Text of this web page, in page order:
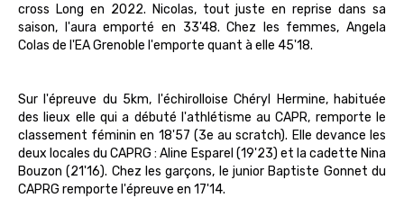
cross Long en 2022. Nicolas, tout juste en reprise dans sa
saison, l'aura emporté en 33'48. Chez les femmes, Angela
Colas de l'EA Grenoble l'emporte quant à elle 45'18.
Sur l'épreuve du 5km, l'échirolloise Chéryl Hermine, habituée
des lieux elle qui a débuté l'athlétisme au CAPR, remporte le
classement féminin en 18'57 (3e au scratch). Elle devance les
deux locales du CAPRG : Aline Esparel (19'23) et la cadette Nina
Bouzon (21'16). Chez les garçons, le junior Baptiste Gonnet du
CAPRG remporte l'épreuve en 17'14.